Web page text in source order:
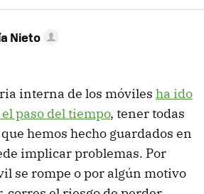
Nieto
interna de los móviles ha ido
paso del tiempo, tener todas
hemos hecho guardados en
implicar problemas. Por
se rompe o por algún motivo